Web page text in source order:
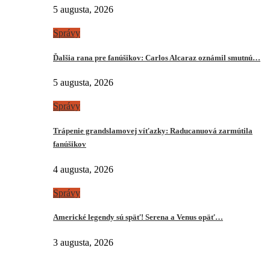
5 augusta, 2026
Správy
Ďalšia rana pre fanúšikov: Carlos Alcaraz oznámil smutnú…
5 augusta, 2026
Správy
Trápenie grandslamovej víťazky: Raducanuová zarmútila
fanúšikov
4 augusta, 2026
Správy
Americké legendy sú späť! Serena a Venus opäť…
3 augusta, 2026